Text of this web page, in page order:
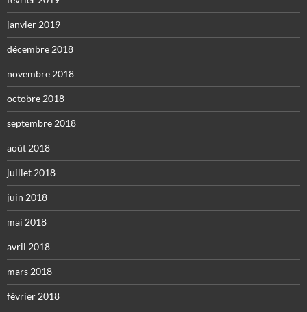
janvier 2019
décembre 2018
novembre 2018
octobre 2018
septembre 2018
août 2018
juillet 2018
juin 2018
mai 2018
avril 2018
mars 2018
février 2018